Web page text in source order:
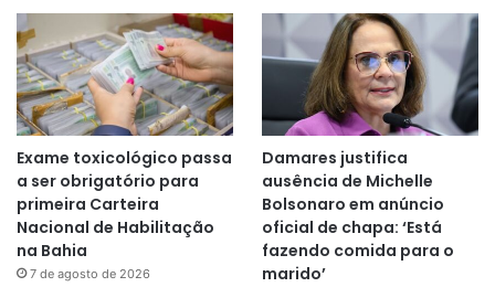
Exame toxicológico passa
a ser obrigatório para
primeira Carteira
Nacional de Habilitação
na Bahia
7 de agosto de 2026
Damares justifica
ausência de Michelle
Bolsonaro em anúncio
oficial de chapa: ‘Está
fazendo comida para o
marido’